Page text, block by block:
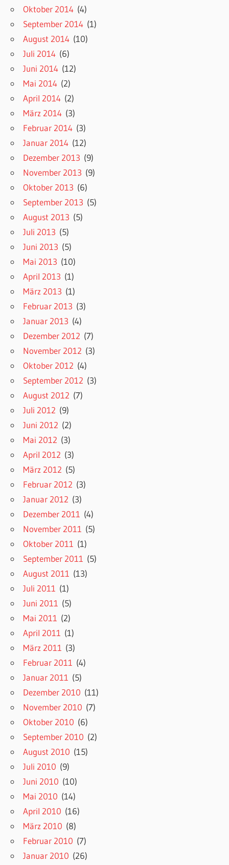
Oktober 2014 (4)
September 2014 (1)
August 2014 (10)
Juli 2014 (6)
Juni 2014 (12)
Mai 2014 (2)
April 2014 (2)
März 2014 (3)
Februar 2014 (3)
Januar 2014 (12)
Dezember 2013 (9)
November 2013 (9)
Oktober 2013 (6)
September 2013 (5)
August 2013 (5)
Juli 2013 (5)
Juni 2013 (5)
Mai 2013 (10)
April 2013 (1)
März 2013 (1)
Februar 2013 (3)
Januar 2013 (4)
Dezember 2012 (7)
November 2012 (3)
Oktober 2012 (4)
September 2012 (3)
August 2012 (7)
Juli 2012 (9)
Juni 2012 (2)
Mai 2012 (3)
April 2012 (3)
März 2012 (5)
Februar 2012 (3)
Januar 2012 (3)
Dezember 2011 (4)
November 2011 (5)
Oktober 2011 (1)
September 2011 (5)
August 2011 (13)
Juli 2011 (1)
Juni 2011 (5)
Mai 2011 (2)
April 2011 (1)
März 2011 (3)
Februar 2011 (4)
Januar 2011 (5)
Dezember 2010 (11)
November 2010 (7)
Oktober 2010 (6)
September 2010 (2)
August 2010 (15)
Juli 2010 (9)
Juni 2010 (10)
Mai 2010 (14)
April 2010 (16)
März 2010 (8)
Februar 2010 (7)
Januar 2010 (26)